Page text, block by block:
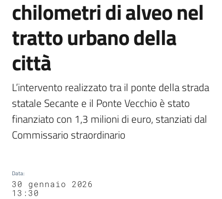
su
chilometri di alveo nel
tratto urbano della
città
L’intervento realizzato tra il ponte della strada
statale Secante e il Ponte Vecchio è stato
finanziato con 1,3 milioni di euro, stanziati dal
Commissario straordinario
Data:
30 gennaio 2026
13:30